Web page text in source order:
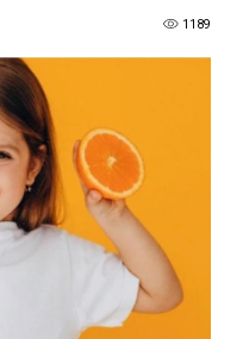
1189